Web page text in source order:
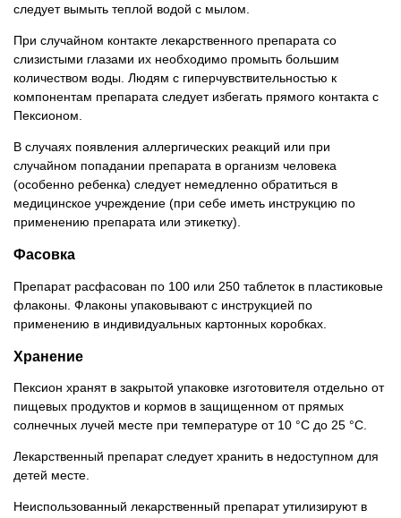
следует вымыть теплой водой с мылом.
При случайном контакте лекарственного препарата со
слизистыми глазами их необходимо промыть большим
количеством воды. Людям с гиперчувствительностью к
компонентам препарата следует избегать прямого контакта с
Пексионом.
В случаях появления аллергических реакций или при
случайном попадании препарата в организм человека
(особенно ребенка) следует немедленно обратиться в
медицинское учреждение (при себе иметь инструкцию по
применению препарата или этикетку).
Фасовка
Препарат расфасован по 100 или 250 таблеток в пластиковые
флаконы. Флаконы упаковывают с инструкцией по
применению в индивидуальных картонных коробках.
Хранение
Пексион хранят в закрытой упаковке изготовителя отдельно от
пищевых продуктов и кормов в защищенном от прямых
солнечных лучей месте при температуре от 10 °C до 25 °C.
Лекарственный препарат следует хранить в недоступном для
детей месте.
Неиспользованный лекарственный препарат утилизируют в